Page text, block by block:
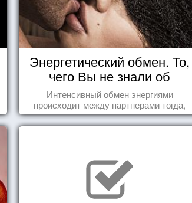
Энергетический обмен. То,
чего Вы не знали об
отношениях
Интенсивный обмен энергиями
происходит между партнерами тогда,
когда они испытывают симпатию друг к
другу...